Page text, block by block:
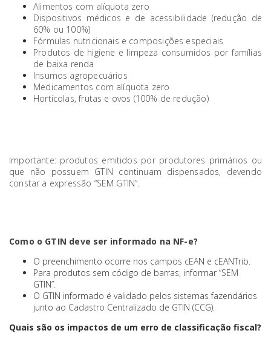
Alimentos com alíquota zero
Dispositivos médicos e de acessibilidade (redução de
60% ou 100%)
Fórmulas nutricionais e composições especiais
Produtos de higiene e limpeza consumidos por famílias
de baixa renda
Insumos agropecuários
Medicamentos com alíquota zero
Hortícolas, frutas e ovos (100% de redução)
Importante: produtos emitidos por produtores primários ou
que não possuem GTIN continuam dispensados, devendo
constar a expressão “SEM GTIN”.
Como o GTIN deve ser informado na NF-e?
O preenchimento ocorre nos campos cEAN e cEANTrib.
Para produtos sem código de barras, informar “SEM
GTIN”.
O GTIN informado é validado pelos sistemas fazendários
junto ao Cadastro Centralizado de GTIN (CCG).
Quais são os impactos de um erro de classificação fiscal?